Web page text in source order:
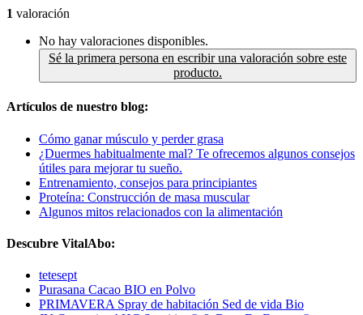
1 valoración
No hay valoraciones disponibles.
Sé la primera persona en escribir una valoración sobre este
producto.
Artículos de nuestro blog:
Cómo ganar músculo y perder grasa
¿Duermes habitualmente mal? Te ofrecemos algunos consejos
útiles para mejorar tu sueño.
Entrenamiento, consejos para principiantes
Proteína: Construcción de masa muscular
Algunos mitos relacionados con la alimentación
Descubre VitalAbo:
tetesept
Purasana Cacao BIO en Polvo
PRIMAVERA Spray de habitación Sed de vida Bio